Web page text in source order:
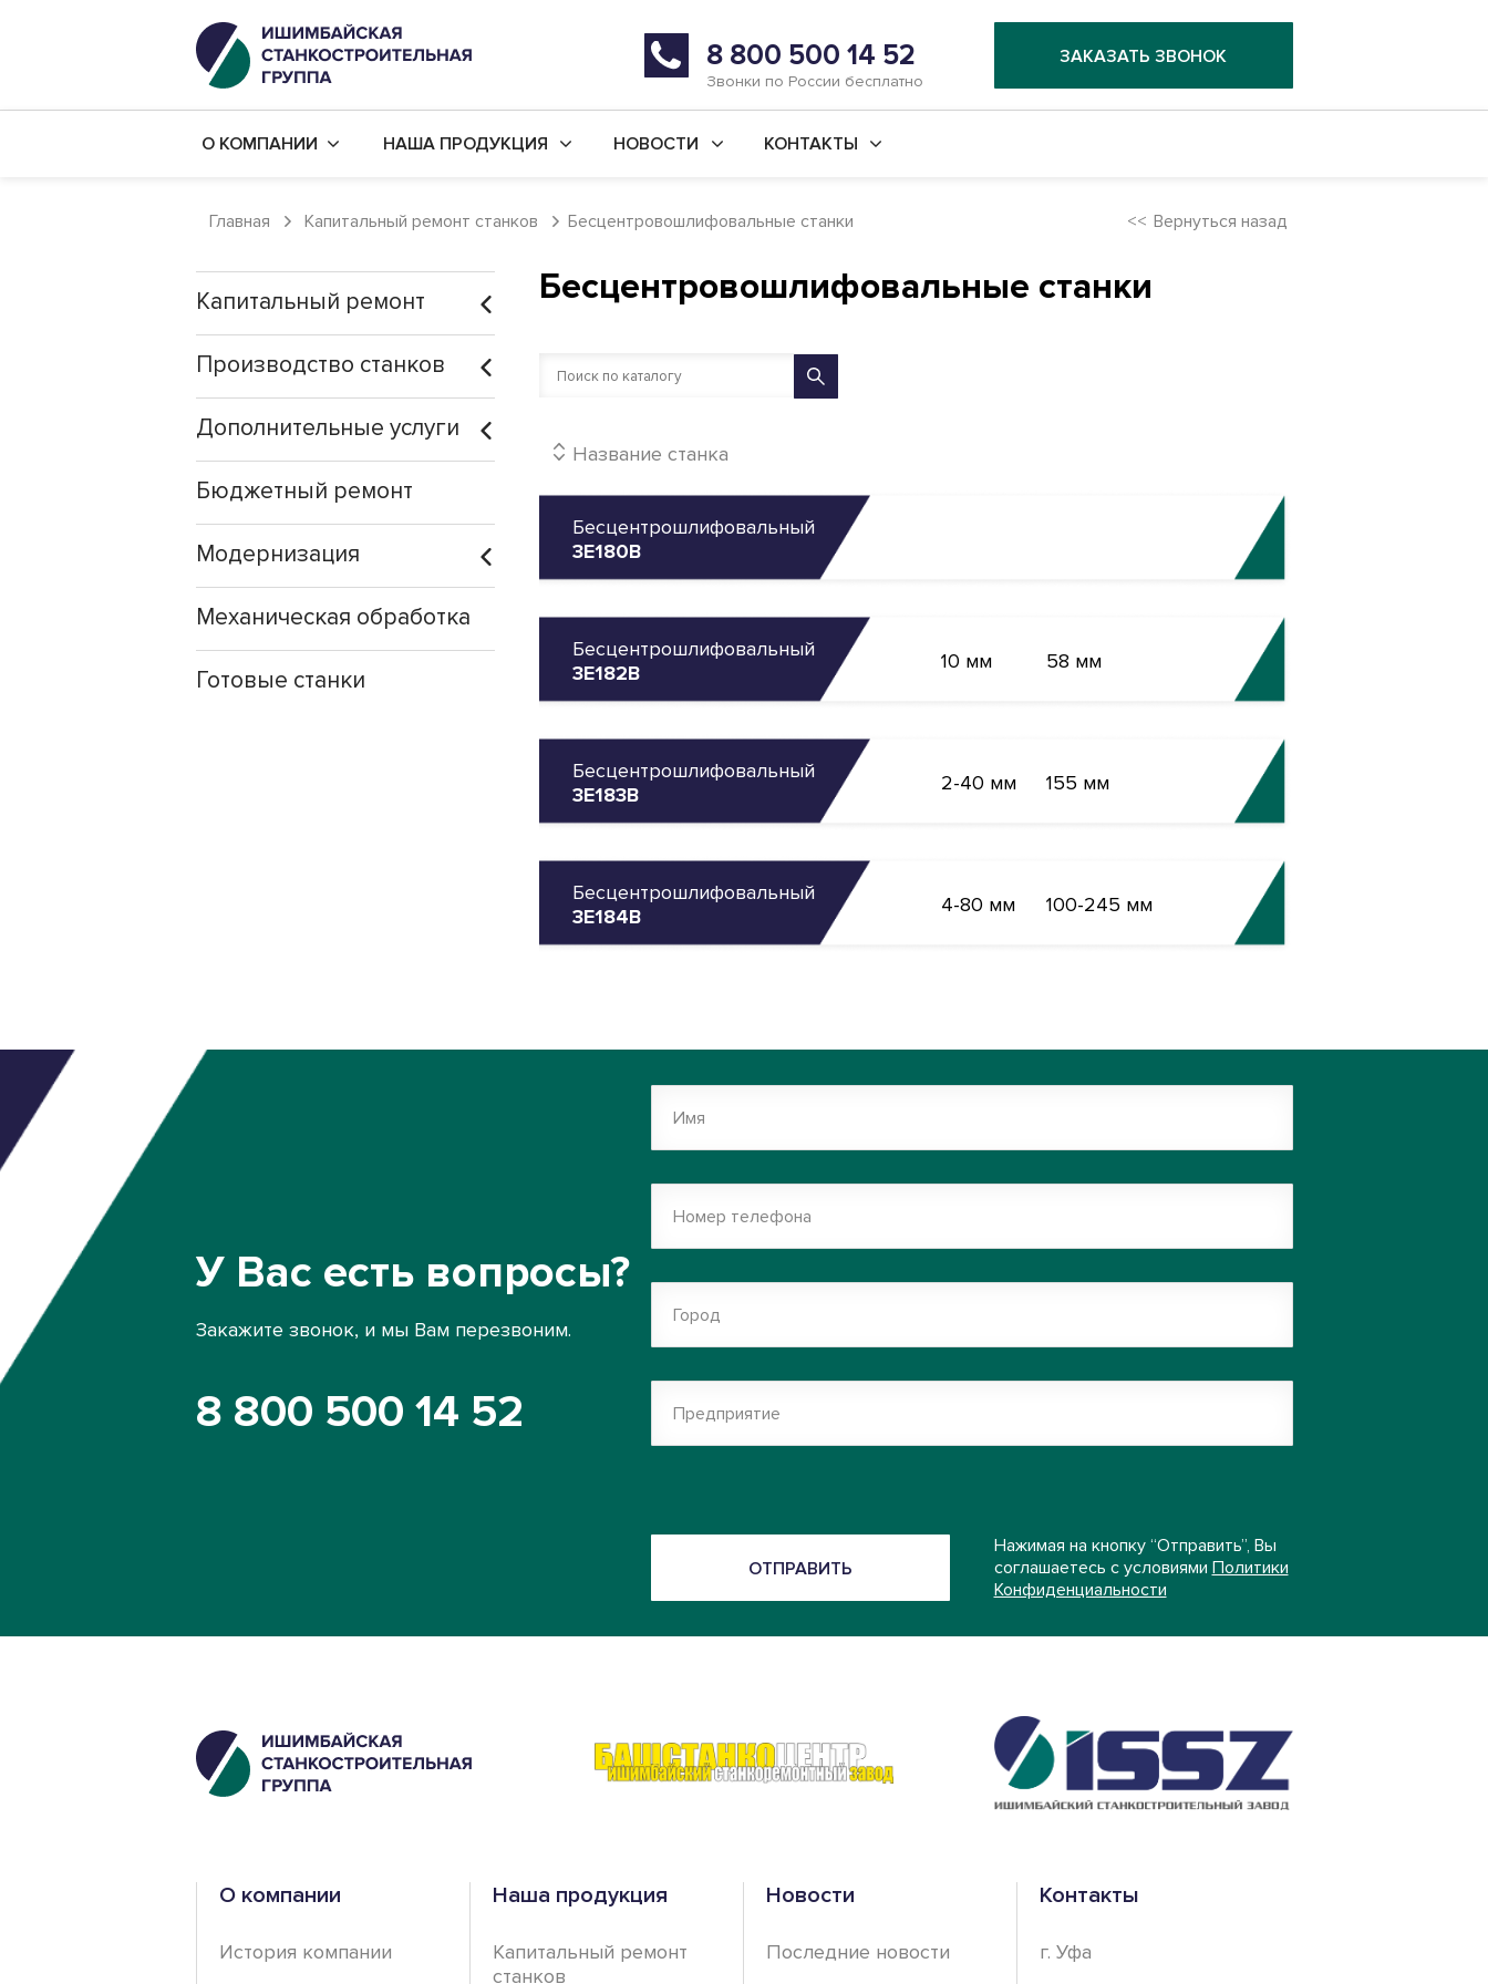
8 800 500 14 52
Звонки по России бесплатно
ЗАКАЗАТЬ ЗВОНОК
О КОМПАНИИ
Карьера в компании
НАША ПРОДУКЦИЯ
Дополнительные услуги
Механическая обработка
НОВОСТИ КОНТАКТЫ
Реквизиты
Главная Капитальный ремонт станков Бесцентровошлифовальные станки Вернуться назад
Капитальный ремонт
Производство станков
Дополнительные услуги
Бюджетный ремонт
Модернизация
Механическая обработка
Готовые станки
Бесцентровошлифовальные станки
Название станка
Бесцентрошлифовальный
3Е180В
Бесцентрошлифовальный
3Е182В
10 мм 58 мм
Бесцентрошлифовальный
3Е183В
2-40 мм 155 мм
Бесцентрошлифовальный
3Е184В
4-80 мм 100-245 мм
У Вас есть вопросы?
Закажите звонок, и мы Вам перезвоним.
8 800 500 14 52
Имя
Номер телефона
Город
Предприятие
ОТПРАВИТЬ
Нажимая на кнопку “Отправить”, Вы
соглашаетесь с условиями Политики
Конфиденциальности
О компании
История компании
Наша продукция
Капитальный ремонт
станков
Новости
Последние новости
Контакты
г. Уфа